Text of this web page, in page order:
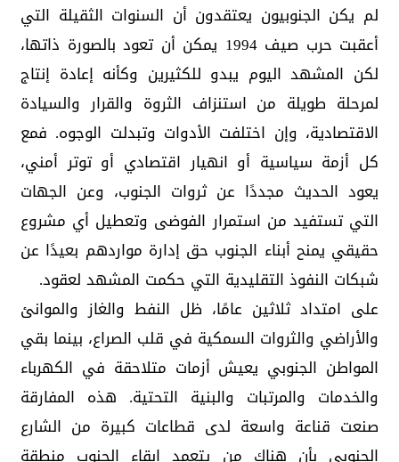
لم يكن الجنوبيون يعتقدون أن السنوات الثقيلة التي
أعقبت حرب صيف 1994 يمكن أن تعود بالصورة ذاتها،
لكن المشهد اليوم يبدو للكثيرين وكأنه إعادة إنتاج
لمرحلة طويلة من استنزاف الثروة والقرار والسيادة
الاقتصادية، وإن اختلفت الأدوات وتبدلت الوجوه. فمع
كل أزمة سياسية أو انهيار اقتصادي أو توتر أمني،
يعود الحديث مجددًا عن ثروات الجنوب، وعن الجهات
التي تستفيد من استمرار الفوضى وتعطيل أي مشروع
حقيقي يمنح أبناء الجنوب حق إدارة مواردهم بعيدًا عن
شبكات النفوذ التقليدية التي حكمت المشهد لعقود.
على امتداد ثلاثين عامًا، ظل النفط والغاز والموانئ
والأراضي والثروات السمكية في قلب الصراع، بينما بقي
المواطن الجنوبي يعيش أزمات متلاحقة في الكهرباء
والخدمات والمرتبات والبنية التحتية. هذه المفارقة
صنعت قناعة واسعة لدى قطاعات كبيرة من الشارع